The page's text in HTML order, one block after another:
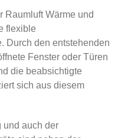
Raumluft Wärme und
flexible
Durch den entstehenden
Fenster oder Türen
die beabsichtigte
sich aus diesem
und auch der